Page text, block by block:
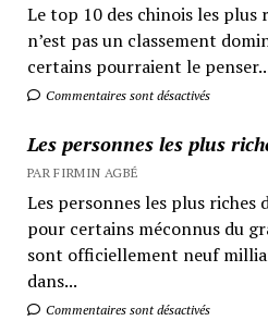
Le top 10 des chinois les plus
n’est pas un classement
certains pourraient le
Commentaires sont désactivés
Les personnes les plus
PAR FIRMIN AGBÉ
Les personnes les plus riches
pour certains méconnus du
sont officiellement neuf
dans...
Commentaires sont désactivés